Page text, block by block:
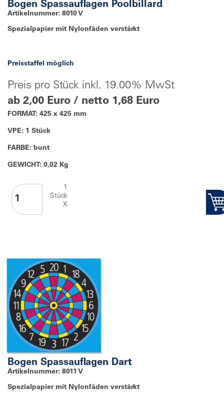
Bogen Spassauflagen Poolbillard
Artikelnummer: 8010 V
Spezialpapier mit Nylonfäden verstärkt
Preisstaffel möglich
Preis pro Stück inkl. 19.00% MwSt
ab 2,00 Euro / netto 1,68 Euro
FORMAT: 425 x 425 mm
VPE: 1 Stück
FARBE: bunt
GEWICHT: 0,02 Kg
1
Stück
X
Bogen Spassauflagen Dart
Artikelnummer: 8011 V
Spezialpapier mit Nylonfäden verstärkt